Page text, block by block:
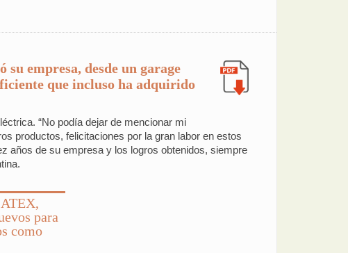
empresa, desde un garage
que incluso ha adquirido
“No podía dejar de mencionar mi
productos, felicitaciones por la gran labor en estos
años de su empresa y los logros obtenidos, siempre
para
como